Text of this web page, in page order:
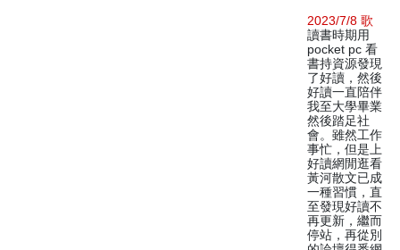
2023/7/8 歌
讀書時期用
pocket pc 看
書持資源發現
了好讀，然後
好讀一直陪伴
我至大學畢業
然後踏足社
會。雖然工作
事忙，但是上
好讀網閒逛看
黃河散文已成
一種習慣，直
至發現好讀不
再更新，繼而
停站，再從別